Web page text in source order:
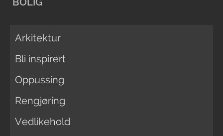
Arkitektur
Bli inspirert
Oppussing
Rengjøring
Vedlikehold